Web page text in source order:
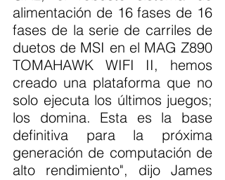
alimentación de 16 fases de 16
fases de la serie de carriles de
duetos de MSI en el MAG Z890
TOMAHAWK WIFI II, hemos
creado una plataforma que no
solo ejecuta los últimos juegos;
los domina. Esta es la base
definitiva para la próxima
generación de computación de
alto rendimiento", dijo James